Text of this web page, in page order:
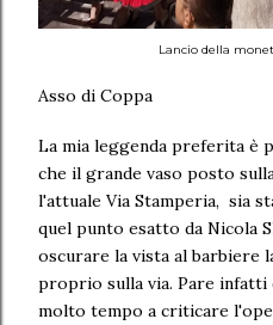
Lancio della
Asso di Coppa
La mia leggenda preferita è
che il grande vaso posto
l'attuale Via Stamperia, sia
quel punto esatto da Nicola
oscurare la vista al barbiere
proprio sulla via. Pare
molto tempo a criticare